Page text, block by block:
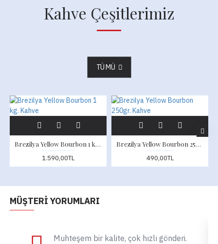
Kahve Çeşitlerimiz
TÜMÜ
Brezilya Yellow Bourbon 1 kg. Kahve
1.590,00TL
Brezilya Yellow Bourbon 250gr. Kahve
490,00TL
MÜŞTERI YORUMLARI
Muhteşem bir kalite, çok hızlı gönderi.